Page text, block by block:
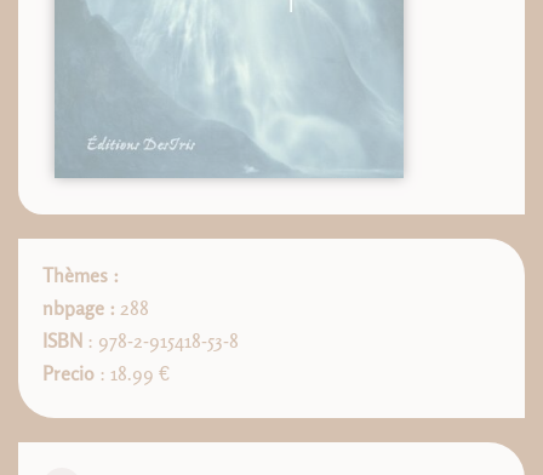
Thèmes :
nbpage : 288
ISBN : 978-2-915418-53-8
Precio : 18.99 €